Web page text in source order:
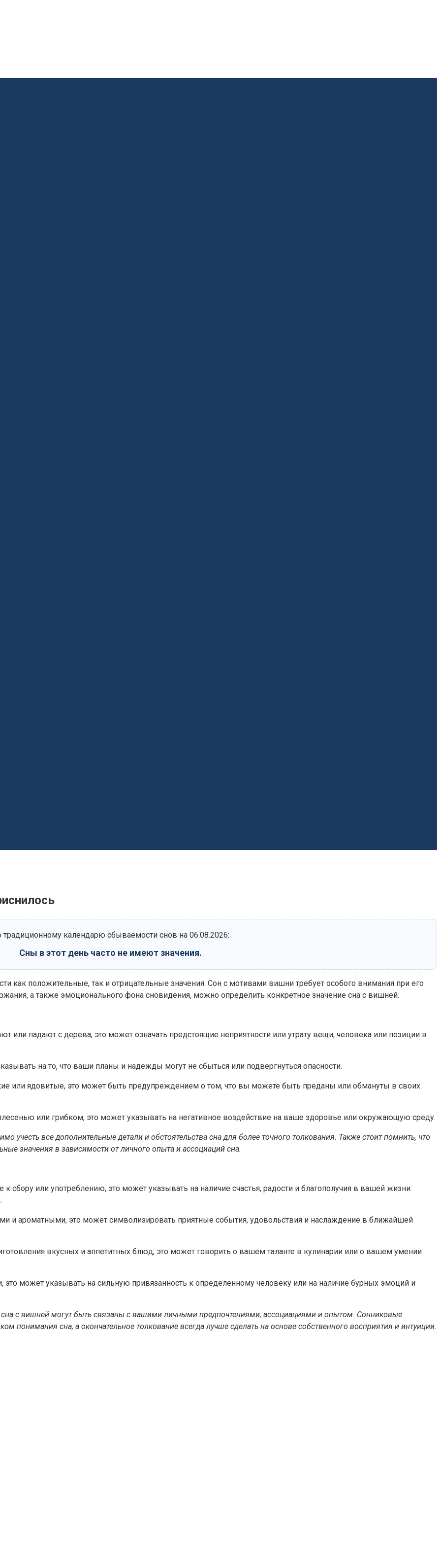
традиционному календарю сбываемости снов на 06.08.2026:
Сны в этот день часто не имеют значения.
как положительные, так и отрицательные значения. Сон с мотивами вишни требует особого внимания при его
а также эмоционального фона сновидения, можно определить конкретное значение сна с вишней.
или падают с дерева, это может означать предстоящие неприятности или утрату вещи, человека или позиции в
на то, что ваши планы и надежды могут не сбыться или подвергнуться опасности.
или ядовитые, это может быть предупреждением о том, что вы можете быть преданы или обмануты в своих
или грибком, это может указывать на негативное воздействие на ваше здоровье или окружающую среду.
учесть все дополнительные детали и обстоятельства сна для более точного толкования. Также стоит помнить, что
значения в зависимости от личного опыта и ассоциаций сна.
сбору или употреблению, это может указывать на наличие счастья, радости и благополучия в вашей жизни.
и ароматными, это может символизировать приятные события, удовольствия и наслаждение в ближайшей
вкусных и аппетитных блюд, это может говорить о вашем таланте в кулинарии или о вашем умении
может указывать на сильную привязанность к определенному человеку или на наличие бурных эмоций и
с вишней могут быть связаны с вашими личными предпочтениями, ассоциациями и опытом. Сонниковые
понимания сна, а окончательное толкование всегда лучше сделать на основе собственного восприятия и интуиции.